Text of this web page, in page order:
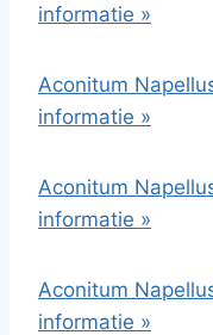
informatie »
Aconitum
informatie »
Aconitum
informatie »
Aconitum
informatie »